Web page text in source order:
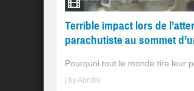
Terrible impact lors de
parachutiste au sommet
Pourquoi tout le monde tire leur
| byAbrutis